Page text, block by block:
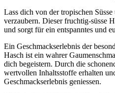
Lass dich von der tropischen
verzaubern. Dieser fruchtig-süsse
und sorgt für ein entspanntes und
Ein Geschmackserlebnis der
Hasch ist ein wahrer
dich begeistern. Durch die
wertvollen Inhaltsstoffe erhalten
Geschmackserlebnis geniessen.